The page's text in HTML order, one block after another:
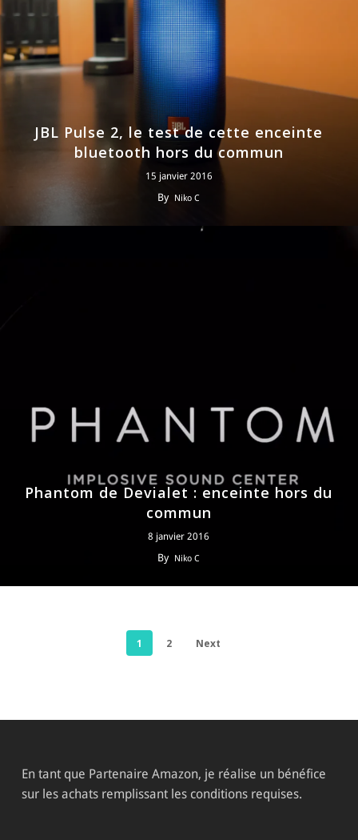
JBL Pulse 2, le test de cette enceinte
bluetooth hors du commun
15 janvier 2016
By Niko C
Phantom de Devialet : enceinte hors du
commun
8 janvier 2016
By Niko C
1 2 Next
En tant que Partenaire Amazon, je réalise un bénéfice
sur les achats remplissant les conditions requises.